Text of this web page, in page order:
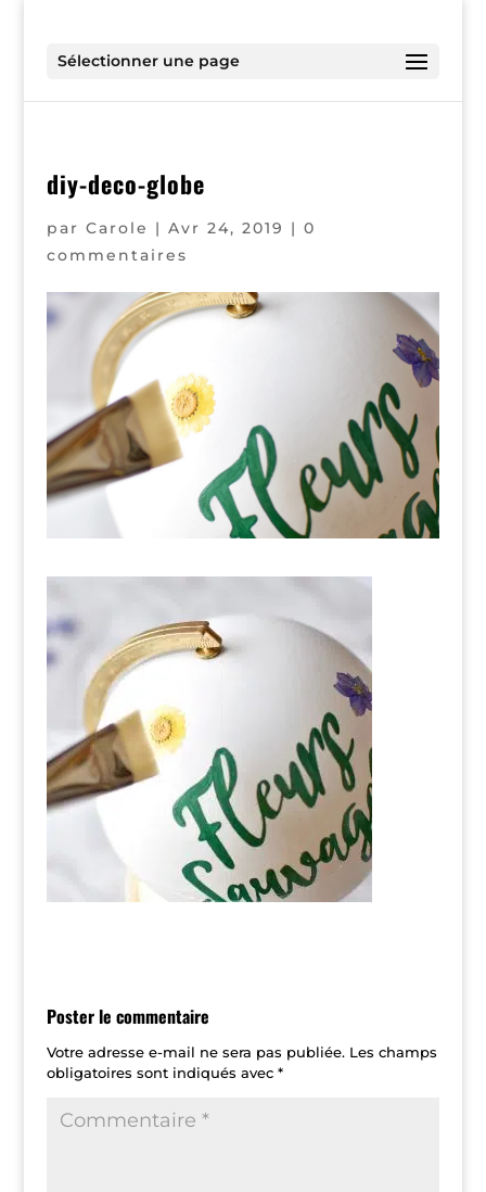
Sélectionner une page
diy-deco-globe
par Carole | Avr 24, 2019 | 0
commentaires
Poster le commentaire
Votre adresse e-mail ne sera pas publiée. Les champs
obligatoires sont indiqués avec *